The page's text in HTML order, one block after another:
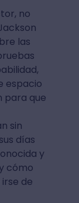
no
las
espacio
para que
sin
días
y
cómo
de